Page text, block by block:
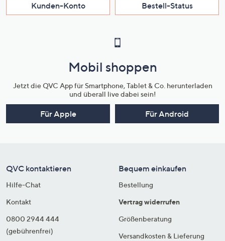
Kunden-Konto Bestell-Status
Mobil shoppen
Jetzt die QVC App für Smartphone, Tablet & Co. herunterladen
und überall live dabei sein!
Für Apple Für Android
QVC kontaktieren
Hilfe-Chat
Kontakt
0800 2944 444
(gebührenfrei)
Bequem einkaufen
Bestellung
Vertrag widerrufen
Größenberatung
Versandkosten & Lieferung